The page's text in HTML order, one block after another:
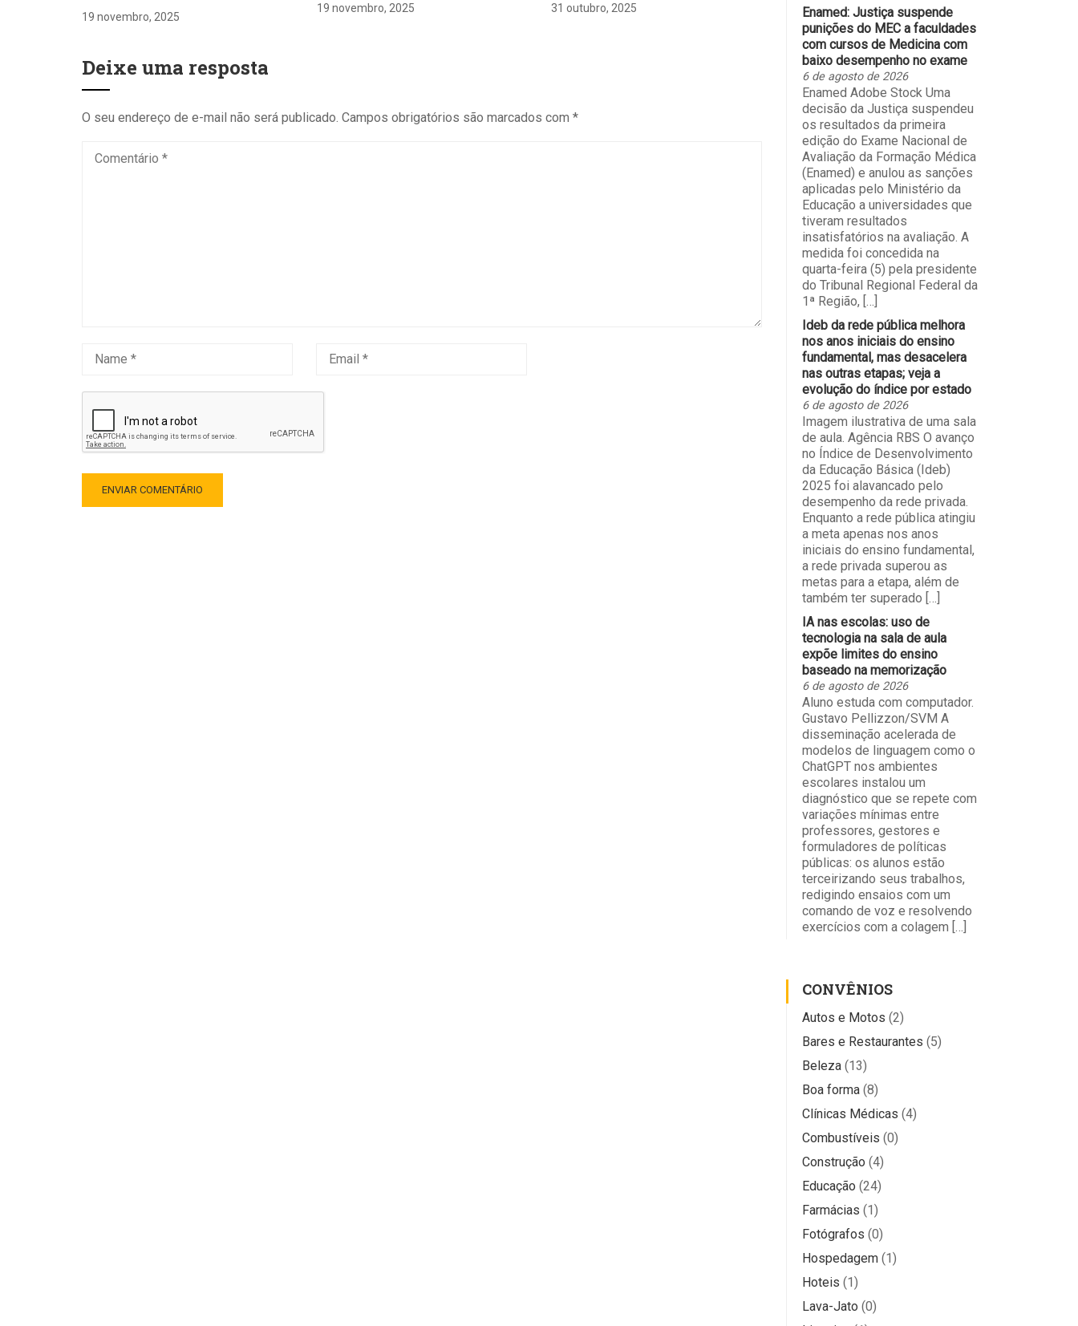
19 novembro, 2025
19 novembro, 2025 31 outubro, 2025
Deixe uma resposta
O seu endereço de e-mail não será publicado. Campos obrigatórios são marcados com *
Enamed: Justiça suspende
punições do MEC a faculdades
com cursos de Medicina com
baixo desempenho no exame
6 de agosto de 2026
Enamed Adobe Stock Uma
decisão da Justiça suspendeu
os resultados da primeira
edição do Exame Nacional de
Avaliação da Formação Médica
(Enamed) e anulou as sanções
aplicadas pelo Ministério da
Educação a universidades que
tiveram resultados
insatisfatórios na avaliação. A
medida foi concedida na
quarta-feira (5) pela presidente
do Tribunal Regional Federal da
1ª Região, […]
Ideb da rede pública melhora
nos anos iniciais do ensino
fundamental, mas desacelera
nas outras etapas; veja a
evolução do índice por estado
6 de agosto de 2026
Imagem ilustrativa de uma sala
de aula. Agência RBS O avanço
no Índice de Desenvolvimento
da Educação Básica (Ideb)
2025 foi alavancado pelo
desempenho da rede privada.
Enquanto a rede pública atingiu
a meta apenas nos anos
iniciais do ensino fundamental,
a rede privada superou as
metas para a etapa, além de
também ter superado […]
IA nas escolas: uso de
tecnologia na sala de aula
expõe limites do ensino
baseado na memorização
6 de agosto de 2026
Aluno estuda com computador.
Gustavo Pellizzon/SVM A
disseminação acelerada de
modelos de linguagem como o
ChatGPT nos ambientes
escolares instalou um
diagnóstico que se repete com
variações mínimas entre
professores, gestores e
formuladores de políticas
públicas: os alunos estão
terceirizando seus trabalhos,
redigindo ensaios com um
comando de voz e resolvendo
exercícios com a colagem […]
CONVÊNIOS
Autos e Motos (2)
Bares e Restaurantes (5)
Beleza(13)
Boa forma(8)
Clínicas Médicas (4)
Combustíveis (0)
Construção (4)
Educação (24)
Farmácias (1)
Fotógrafos (0)
Hospedagem(1)
Hoteis (1)
Lava-Jato (0)